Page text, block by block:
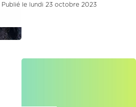
Publié le lundi 23 octobre 2023